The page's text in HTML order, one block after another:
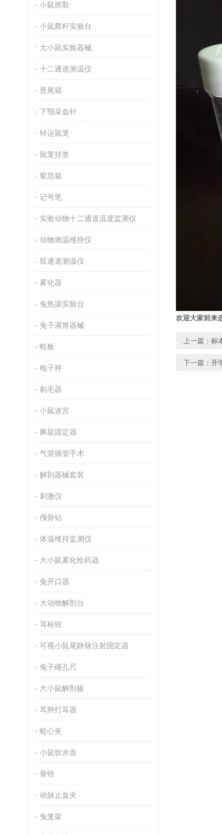
小鼠抓取
小鼠爬杆实验台
大小鼠实验器械
十二通道测温仪
悬尾箱
下颚采血针
转运鼠笼
鼠笼挂签
窒息箱
记号笔
实验动物十二通道温度监测仪
动物测温维持仪
双通道测温仪
雾化器
兔热源实验台
兔子灌胃器械
蛙板
电子秤
剃毛器
小鼠迷宫
豚鼠固定器
气管插管手术
解剖器械套装
刺激仪
颅骨钻
体温维持监测仪
大小鼠雾化给药器
兔开口器
大动物解剖台
耳标钳
可视小鼠尾静脉注射固定器
兔子瞳孔尺
大小鼠解剖板
耳肿打耳器
蛙心夹
小鼠饮水壶
骨钳
动脉止血夹
兔笼架
欢迎大家前来
上一篇： 标
下一篇： 开